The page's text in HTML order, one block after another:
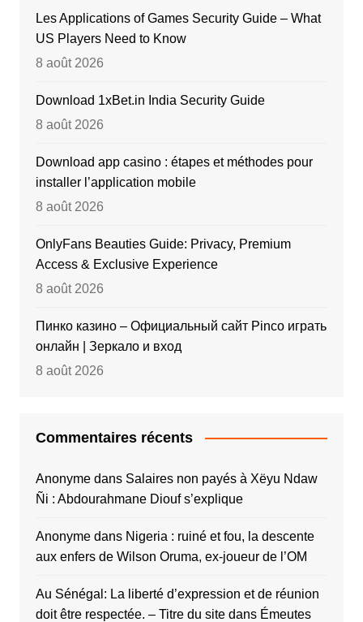
Les Applications of Games Security Guide – What
US Players Need to Know
8 août 2026
Download 1xBet.in India Security Guide
8 août 2026
Download app casino : étapes et méthodes pour
installer l’application mobile
8 août 2026
OnlyFans Beauties Guide: Privacy, Premium
Access & Exclusive Experience
8 août 2026
Пинко казино – Официальный сайт Pinco играть
онлайн | Зеркало и вход
8 août 2026
Commentaires récents
Anonymedans Salaires non payés à Xëyu Ndaw
Ñi : Abdourahmane Diouf s’explique
Anonymedans Nigeria : ruiné et fou, la descente
aux enfers de Wilson Oruma, ex-joueur de l’OM
Au Sénégal: La liberté d’expression et de réunion
doit être respectée. – Titre du sitedans Émeutes